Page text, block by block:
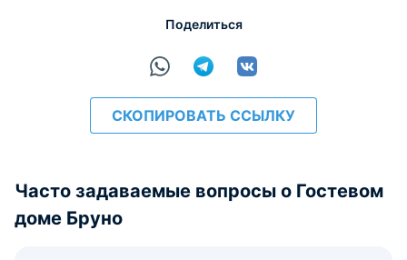
Поделиться
СКОПИРОВАТЬ ССЫЛКУ
Часто задаваемые вопросы о Гостевом
доме Бруно